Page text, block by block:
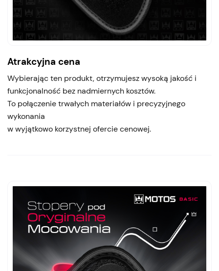
Atrakcyjna cena
Wybierając ten produkt, otrzymujesz wysoką jakość i
funkcjonalność bez nadmiernych kosztów.
To połączenie trwałych materiałów i precyzyjnego
wykonania
w wyjątkowo korzystnej ofercie cenowej.